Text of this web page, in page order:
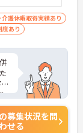
護休暇取得実績あり
度あり
募集状況を問
せる